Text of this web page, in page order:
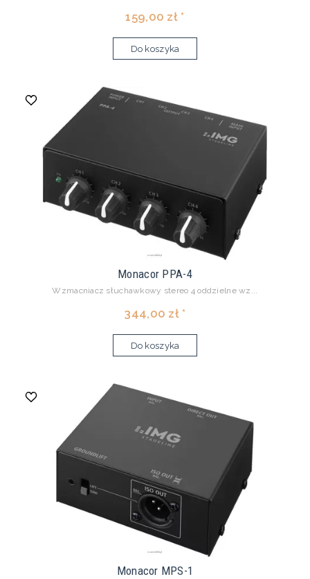
159,00 zł *
Do koszyka
Monacor PPA-4
Wzmacniacz słuchawkowy stereo 4 oddzielne wz...
344,00 zł *
Do koszyka
Monacor MPS-1